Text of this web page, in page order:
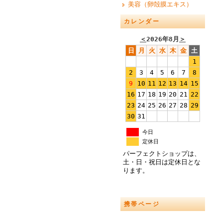
美容（卵殻膜エキス）
カレンダー
＜2026年8月 ＞
日
月 火 水 木 金 土
1
2
3 4 5 6 7
8
9
10 11 12 13 14 15
16 17 18 19 20 21 22
23 24 25 26 27 28 29
30 31
今日
定休日
パーフェクトショップは、
土・日・祝日は定休日とな
ります。
携帯ページ